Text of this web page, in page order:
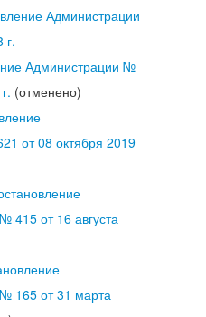
Администрации
г.
Администрации №
(отменено)
от 08 октября 2019
415 от 16 августа
165 от 31 марта